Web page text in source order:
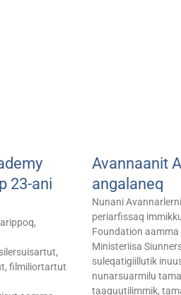
23-ani
filmiliortartut
Avannaanit
angalaneq
Nunani
periarfissaq
Foundation
Ministeriisa
suleqatigiillutik
nunarsuarmilu
taaguutilimmik,